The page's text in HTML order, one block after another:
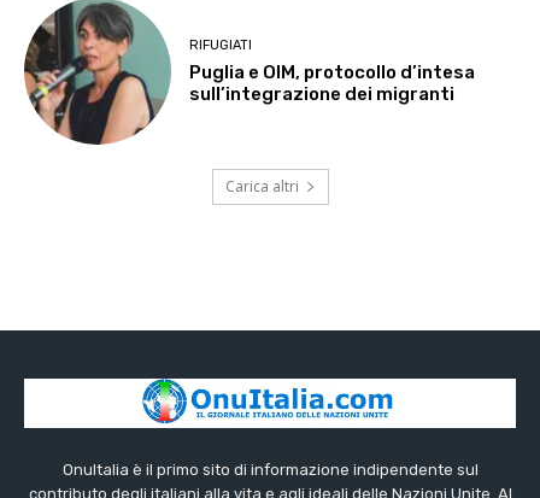
RIFUGIATI
Puglia e OIM, protocollo d’intesa
sull’integrazione dei migranti
Carica altri
OnuItalia è il primo sito di informazione indipendente sul
contributo degli italiani alla vita e agli ideali delle Nazioni Unite. Al